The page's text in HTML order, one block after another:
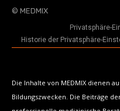
© MEDMIX
Privatsphäre-
Historie der Privatsphäre-
Die Inhalte von MEDMIX dienen
Bildungszwecken. Die Beiträge